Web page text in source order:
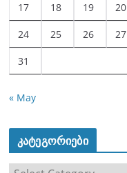
17 18 19 20
24 25 26 27
31
« May
კატეგორიები